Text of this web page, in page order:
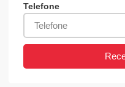
Telefone